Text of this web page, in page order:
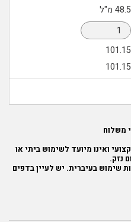
48.5 מ"ל
101.15
101.15
ואינו מיועד לשימוש ביתי או
נזק.
שימוש בעיברית. יש לעיין בדפים